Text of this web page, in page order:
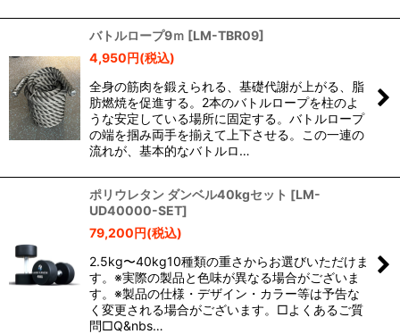
バトルロープ9ｍ [LM-TBR09]
4,950円(税込)
全身の筋肉を鍛えられる、基礎代謝が上がる、脂
肪燃焼を促進する。2本のバトルロープを柱のよ
うな安定している場所に固定する。バトルロープ
の端を掴み両手を揃えて上下させる。この一連の
流れが、基本的なバトルロ…
ポリウレタン ダンベル40kgセット [LM-
UD40000-SET]
79,200円(税込)
2.5kg〜40kg10種類の重さからお選びいただけま
す。※実際の製品と色味が異なる場合がございま
す。※製品の仕様・デザイン・カラー等は予告な
く変更される場合がございます。□よくあるご質
問□Q&nbs…